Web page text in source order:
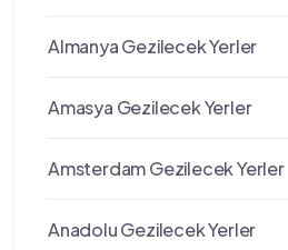
Almanya Gezilecek Yerler
Amasya Gezilecek Yerler
Amsterdam Gezilecek Yerler
Anadolu Gezilecek Yerler